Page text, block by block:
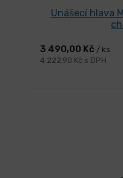
Unášecí hlava
3 490,00 Kč / ks
4 222,90 Kč s DPH